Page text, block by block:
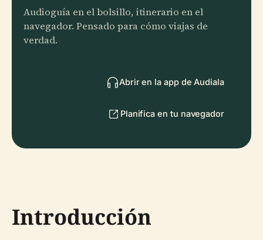
Audioguía en el bolsillo, itinerario en el
navegador. Pensado para cómo viajas de
verdad.
Abrir en la app de Audiala
Planifica en tu navegador
Introducción